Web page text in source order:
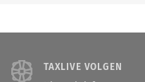
TAXLIVE VOLGEN